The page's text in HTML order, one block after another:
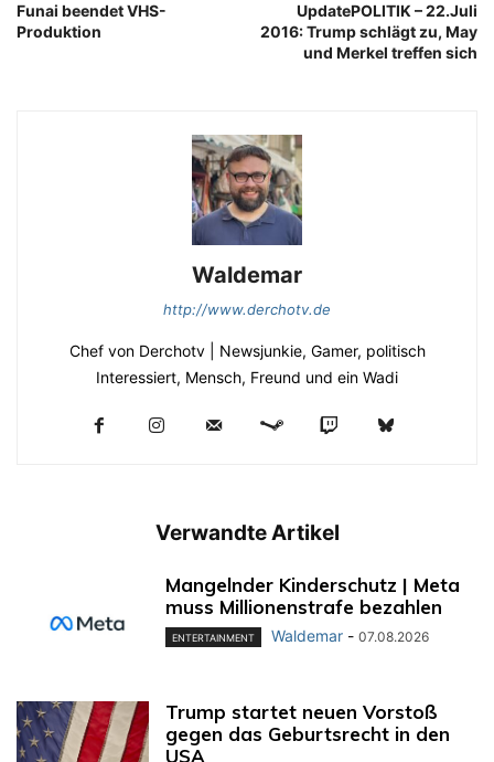
Funai beendet VHS-
Produktion
UpdatePOLITIK – 22.Juli
2016: Trump schlägt zu, May
und Merkel treffen sich
Waldemar
http://www.derchotv.de
Chef von Derchotv | Newsjunkie, Gamer, politisch
Interessiert, Mensch, Freund und ein Wadi
Verwandte Artikel
Mangelnder Kinderschutz | Meta
muss Millionenstrafe bezahlen
ENTERTAINMENT Waldemar - 07.08.2026
Trump startet neuen Vorstoß
gegen das Geburtsrecht in den
USA